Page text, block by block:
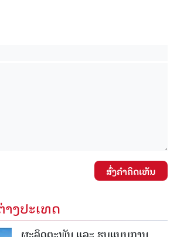
ສົ່ງຄໍາຄິດເຫັນ
າງປະເທດ